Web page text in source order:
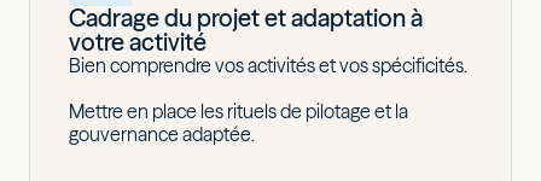
Cadrage du projet et adaptation à
votre activité
Bien comprendre vos activités et vos spécificités.
Mettre en place les rituels de pilotage et la
gouvernance adaptée.